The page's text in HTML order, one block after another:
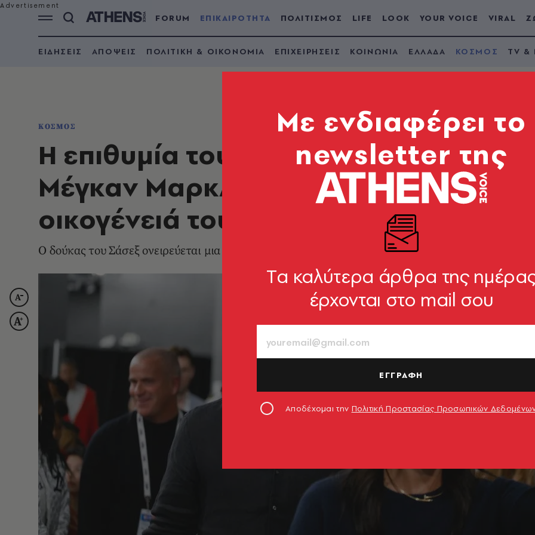
FORUM ΕΠΙΚΑΙΡΟΤΗΤΑ ΠΟΛΙΤΙΣΜΟΣ LIFE LOOK YOUR VOICE VIRAL
ΕΙΔΗΣΕΙΣ ΑΠΟΨΕΙΣ ΠΟΛΙΤΙΚΗ & ΟΙΚΟΝΟΜΙΑ ΕΠΙΧΕΙΡΗΣΕΙΣ ΚΟΙΝΩΝΙΑ ΕΛΛΑΔΑ ΚΟΣΜΟΣ TV &
ΚΟΣΜΟΣ
Η επιθυμία του πρίγκιπα Χάρι και της
Μέγκαν Μαρκλ να ενώσουν ξανά την
οικογένειά τους με τον βασιλιά
Ο δούκας του Σάσεξ ονειρεύεται μια νέα αρχή με τη βασιλική οικογένεια
Mε ενδιαφέρει το
newsletter της
Tα καλύτερα άρθρα της
έρχονται στο mail σου
ΕΓΓΡΑΦΗ
Αποδέχομαι την Πολιτική Προστασίας Προσωπικών